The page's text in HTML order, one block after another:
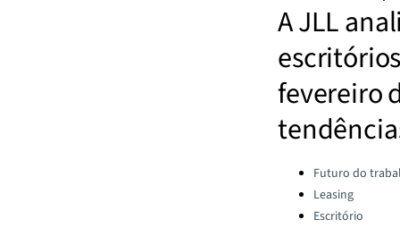
A JLL
fevereiro
Categories:
Futuro do
Leasing
Escritório